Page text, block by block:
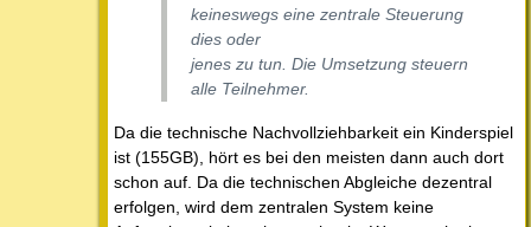
keineswegs eine zentrale Steuerung
dies oder
jenes zu tun. Die Umsetzung steuern
alle Teilnehmer.
Da die technische Nachvollziehbarkeit ein Kinderspiel
ist (155GB), hört es bei den meisten dann auch dort
schon auf. Da die technischen Abgleiche dezentral
erfolgen, wird dem zentralen System keine